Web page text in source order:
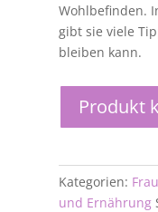
Wohlbefinden.
gibt sie viele
bleiben kann.
Produkt
Kategorien:
und Ernährung